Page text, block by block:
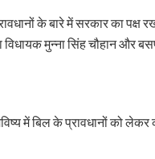
के बारे में सरकार का पक्ष
मुन्ना सिंह चौहान और
में बिल के प्रावधानों को